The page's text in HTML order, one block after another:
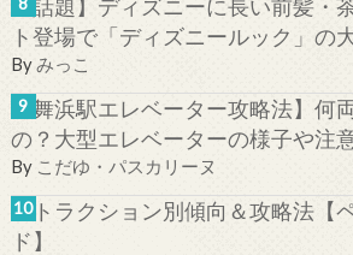
【話題】ディズニーに長い前髪・
ト登場で「ディズニールック」の
Byみっこ
【舞浜駅エレベーター攻略法】何
の？大型エレベーターの様子や注
By こだゆ・パスカリーヌ
アトラクション別傾向＆攻略法【
ド】